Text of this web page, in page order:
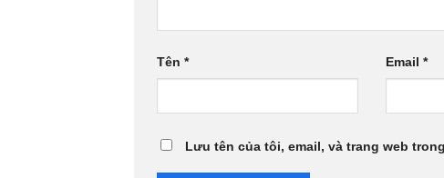
Tên * Email *
Lưu tên của tôi, email, và trang web